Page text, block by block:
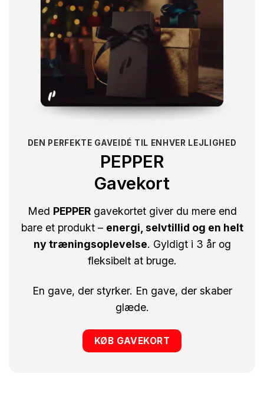
DEN PERFEKTE GAVEIDÉ TIL ENHVER LEJLIGHED
PEPPER
Gavekort
Med PEPPERgavekortet giver du mere end
bare et produkt – energi, selvtillid og en helt
ny træningsoplevelse. Gyldigt i 3 år og
fleksibelt at bruge.
En gave, der styrker. En gave, der skaber
glæde.
KØB GAVEKORT